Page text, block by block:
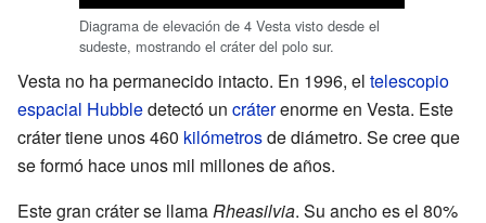
Diagrama de elevación de 4 Vesta visto desde el
sudeste, mostrando el cráter del polo sur.
Vesta no ha permanecido intacto. En 1996, el telescopio
espacial Hubbledetectó un cráterenorme en Vesta. Este
cráter tiene unos 460 kilómetrosde diámetro. Se cree que
se formó hace unos mil millones de años.
Este gran cráter se llama Rheasilvia. Su ancho es el 80%